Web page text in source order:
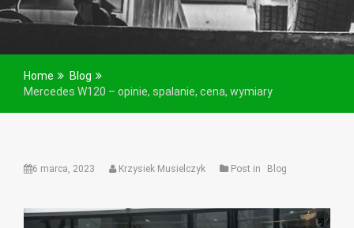
Home
Blog
Mercedes W120 – opinie, spalanie, cena, wymiary
6 marca, 2023 Krzysiek Musielczyk Post in Blog